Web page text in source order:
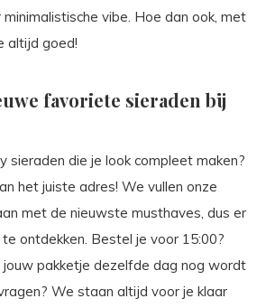
vibe. Hoe dan ook, met
altijd goed!
favoriete sieraden bij
sieraden die je look compleet maken?
het juiste adres! We vullen onze
met de nieuwste musthaves, dus er
ontdekken. Bestel je voor 15:00?
pakketje dezelfde dag nog wordt
We staan altijd voor je klaar